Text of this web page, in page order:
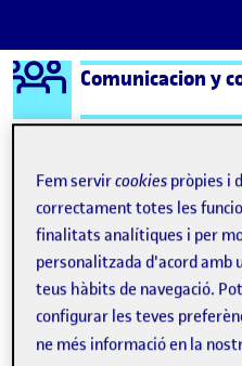
Saltar al contingut
Logo Ágora
Semestre 20222 - Aula 1
Navegació
Anterior: Tiktok,
Publicat per
Publicat per
Jennifer Alcoholado
Fem servircookies pròpies i
correctament totes les
finalitats analítiques i per
personalitzada d'acord amb
teus hàbits de navegació.
configurar les teves
ne més informació en la